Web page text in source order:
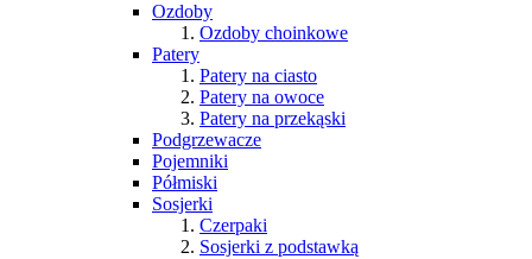
Ozdoby
Ozdoby choinkowe
Patery
Patery na ciasto
Patery na owoce
Patery na przekąski
Podgrzewacze
Pojemniki
Półmiski
Sosjerki
Czerpaki
Sosjerki z podstawką